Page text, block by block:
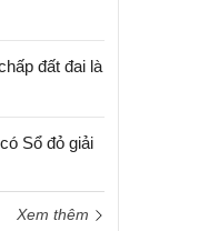
đất đai là
Sổ đỏ giải
Xem thêm